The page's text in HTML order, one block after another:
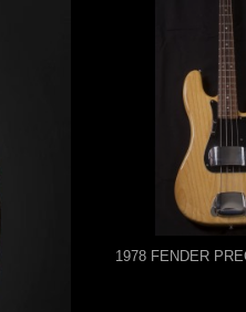
1978 FENDER